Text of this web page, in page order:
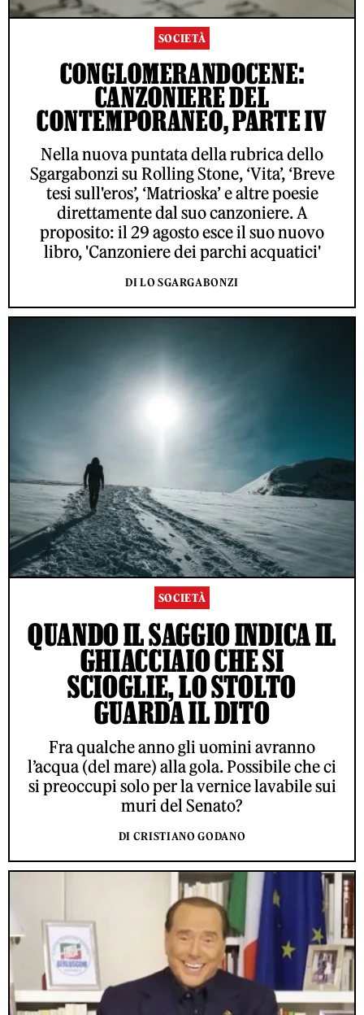
SOCIETÀ
CONGLOMERANDOCENE:
CANZONIERE DEL
CONTEMPORANEO, PARTE IV
Nella nuova puntata della rubrica dello
Sgargabonzi su Rolling Stone, ‘Vita’, ‘Breve
tesi sull'eros’, ‘Matrioska’ e altre poesie
direttamente dal suo canzoniere. A
proposito: il 29 agosto esce il suo nuovo
libro, 'Canzoniere dei parchi acquatici'
DI LO SGARGABONZI
SOCIETÀ
QUANDO IL SAGGIO INDICA IL
GHIACCIAIO CHE SI
SCIOGLIE, LO STOLTO
GUARDA IL DITO
Fra qualche anno gli uomini avranno
l’acqua (del mare) alla gola. Possibile che ci
si preoccupi solo per la vernice lavabile sui
muri del Senato?
DI CRISTIANO GODANO